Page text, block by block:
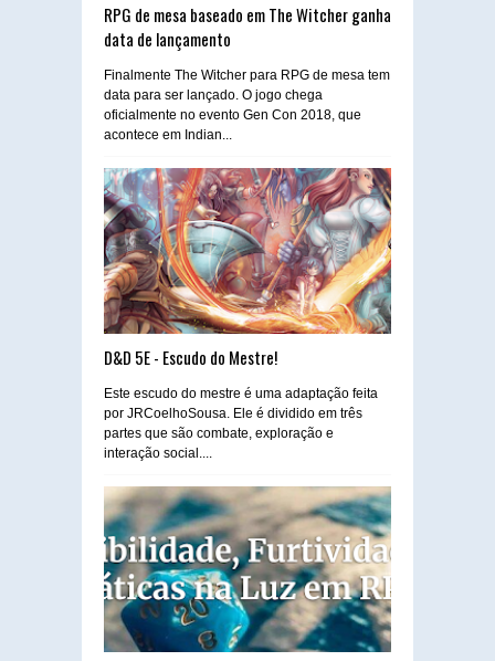
RPG de mesa baseado em The Witcher ganha
data de lançamento
Finalmente The Witcher para RPG de mesa tem
data para ser lançado. O jogo chega
oficialmente no evento Gen Con 2018, que
acontece em Indian...
D&D 5E - Escudo do Mestre!
Este escudo do mestre é uma adaptação feita
por JRCoelhoSousa. Ele é dividido em três
partes que são combate, exploração e
interação social....